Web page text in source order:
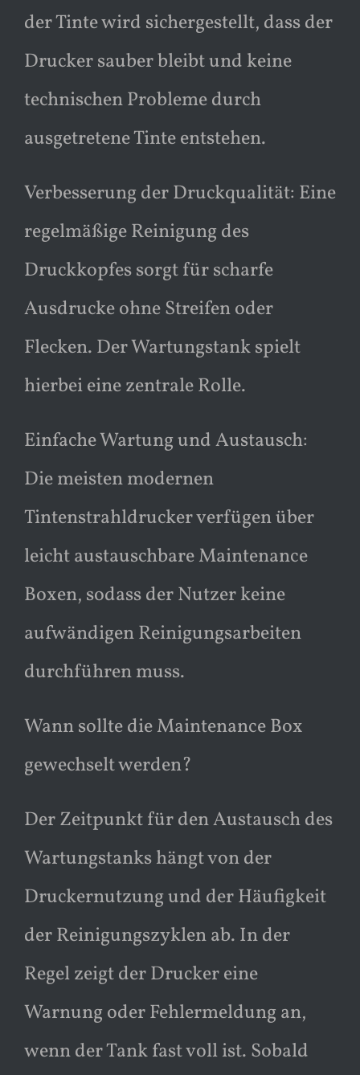
der Tinte wird sichergestellt, dass der
Drucker sauber bleibt und keine
technischen Probleme durch
ausgetretene Tinte entstehen.
Verbesserung der Druckqualität: Eine
regelmäßige Reinigung des
Druckkopfes sorgt für scharfe
Ausdrucke ohne Streifen oder
Flecken. Der Wartungstank spielt
hierbei eine zentrale Rolle.
Einfache Wartung und Austausch:
Die meisten modernen
Tintenstrahldrucker verfügen über
leicht austauschbare Maintenance
Boxen, sodass der Nutzer keine
aufwändigen Reinigungsarbeiten
durchführen muss.
Wann sollte die Maintenance Box
gewechselt werden?
Der Zeitpunkt für den Austausch des
Wartungstanks hängt von der
Druckernutzung und der Häufigkeit
der Reinigungszyklen ab. In der
Regel zeigt der Drucker eine
Warnung oder Fehlermeldung an,
wenn der Tank fast voll ist. Sobald